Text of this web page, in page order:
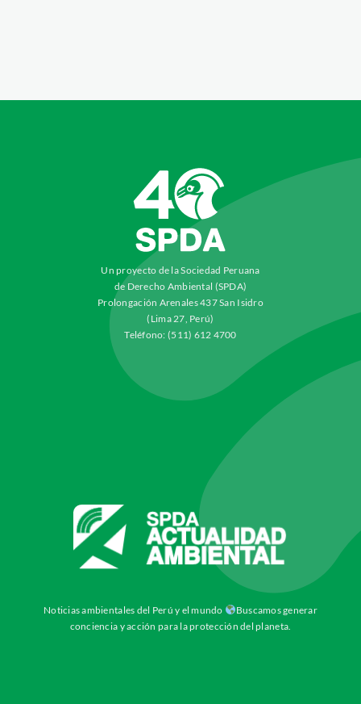
Un proyecto de la Sociedad Peruana
de Derecho Ambiental (SPDA)
Prolongación Arenales 437 San Isidro
(Lima 27, Perú)
Teléfono: (511) 612 4700
Noticias ambientales del Perú y el mundo
Buscamos generar
conciencia y acción para la protección del planeta.